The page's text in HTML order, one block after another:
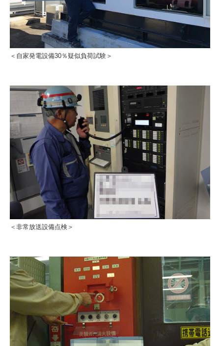
＜自家発電設備30％疑似負荷試験＞
＜非常放送設備点検＞